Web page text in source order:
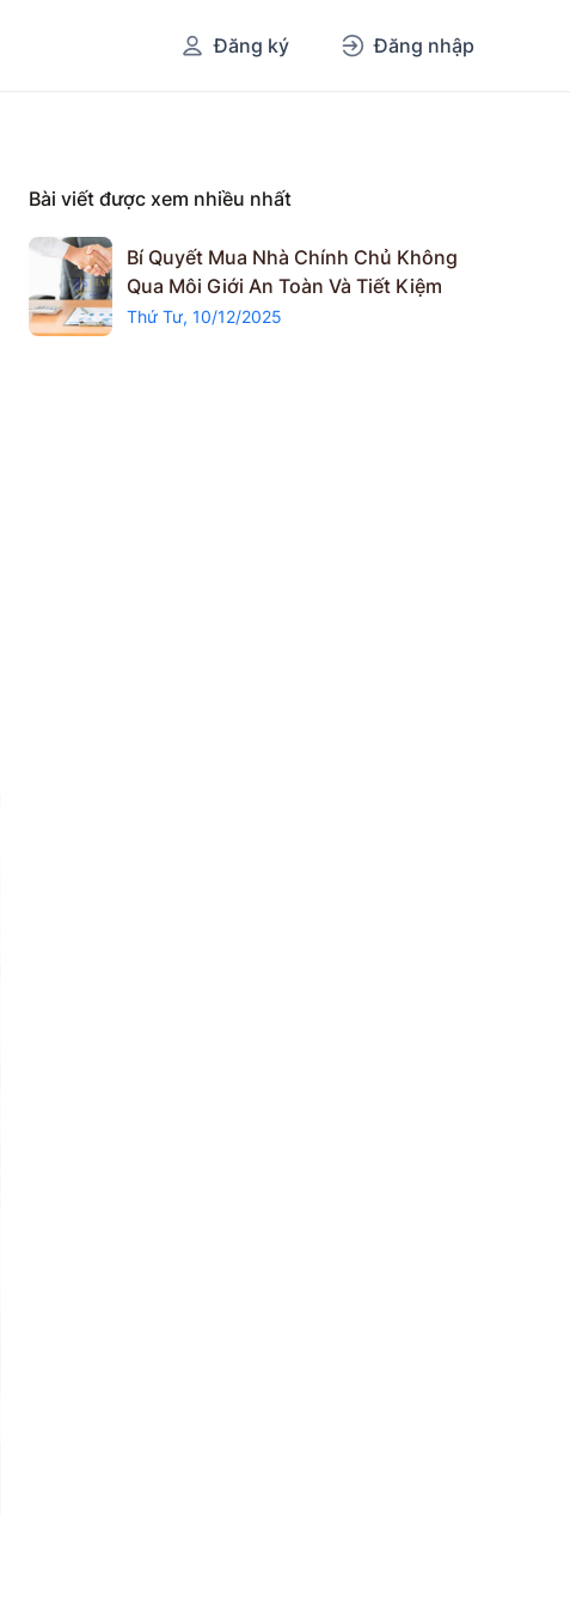
Đăng ký Đăng nhập
Bài viết được xem nhiều nhất
Bí Quyết Mua Nhà Chính Chủ Không
Qua Môi Giới An Toàn Và Tiết Kiệm
Thứ Tư, 10/12/2025